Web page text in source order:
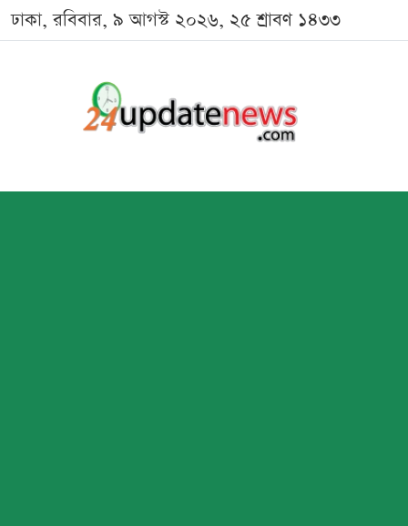
ঢাকা, রবিবার, ৯ আগস্ট ২০২৬, ২৫ শ্রাবণ ১৪৩৩